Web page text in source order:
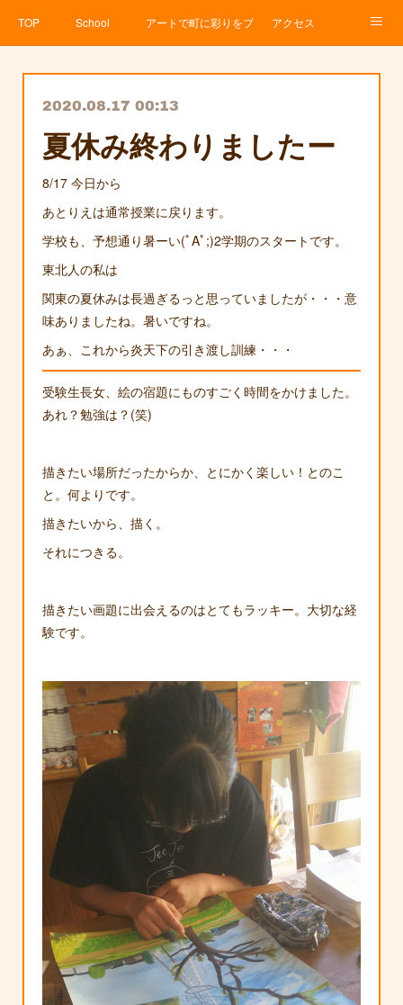
TOP School アートで町に彩りをプロジェクト
アクセス
2020.08.17 00:13
夏休み終わりましたー
8/17 今日から
あとりえは通常授業に戻ります。
学校も、予想通り暑ーい(ﾟAﾟ;)2学期のスタートです。
東北人の私は
関東の夏休みは長過ぎるっと思っていましたが・・・意
味ありましたね。暑いですね。
あぁ、これから炎天下の引き渡し訓練・・・
受験生長女、絵の宿題にものすごく時間をかけました。
あれ？勉強は？(笑)
描きたい場所だったからか、とにかく楽しい！とのこ
と。何よりです。
描きたいから、描く。
それにつきる。
描きたい画題に出会えるのはとてもラッキー。大切な経
験です。